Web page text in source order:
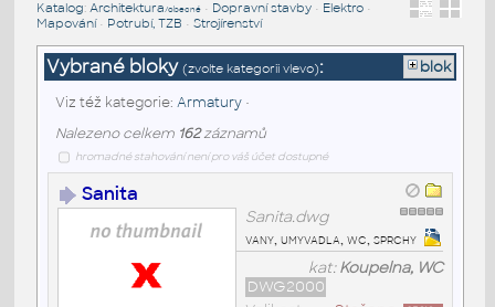
Katalog: Architektura/obecné• Dopravní stavby• Elektro•
Mapování• Potrubí, TZB • Strojírenství
Vybrané bloky (zvolte kategorii vlevo): blok
Viz též kategorie: Armatury•
Nalezeno celkem 162záznamů
hromadné stahování není pro váš účet dostupné
Sanita
Sanita.dwg
vany, umyvadla, wc, sprchy
kat:Koupelna, WC
DWG2000